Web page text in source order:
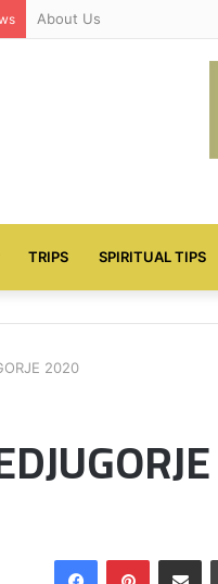
About Us
TRIPS SPIRITUAL TIPS
2020
FacebookPinterestShare